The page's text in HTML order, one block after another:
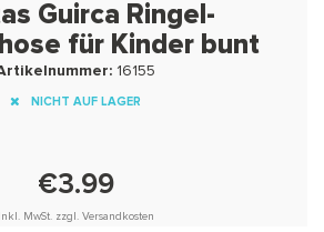
Guirca Ringel-
für Kinder bunt
16155
NICHT AUF LAGER
€3.99
Inkl. MwSt. zzgl. Versandkosten